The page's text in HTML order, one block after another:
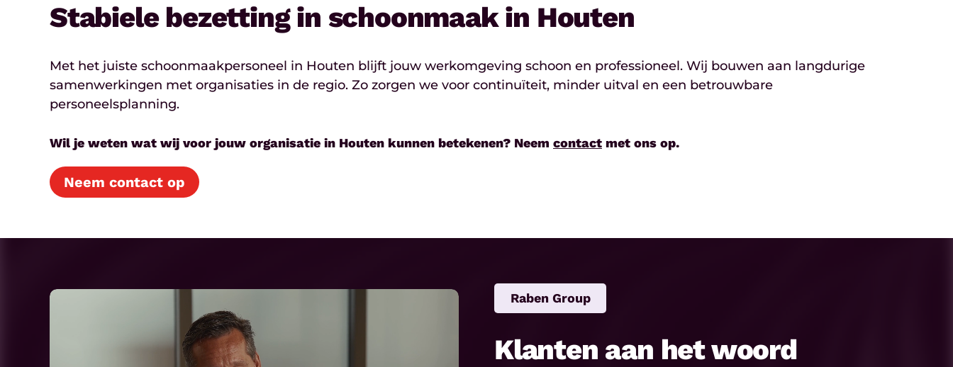
Stabiele bezetting in schoonmaak in Houten
Met het juiste schoonmaakpersoneel in Houten blijft jouw werkomgeving schoon en professioneel. Wij bouwen aan langdurige
samenwerkingen met organisaties in de regio. Zo zorgen we voor continuïteit, minder uitval en een betrouwbare
personeelsplanning.
Wil je weten wat wij voor jouw organisatie in Houten kunnen betekenen? Neem contact met ons op.
Neem contact op
Play
Raben Group
Klanten aan het woord